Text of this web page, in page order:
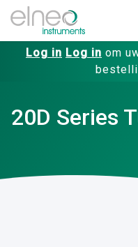
Log in Log in om
20D Series